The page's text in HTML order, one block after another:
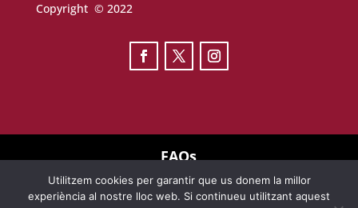
Copyright © 2022
FAQs
TERMES D’ÚS
Utilitzem cookies per garantir que us donem la millor
experiència al nostre lloc web. Si continueu utilitzant aquest